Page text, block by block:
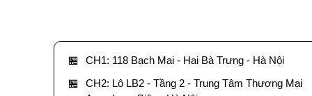
🏪
CH1: 118 Bạch Mai - Hai Bà Trưng - Hà Nội
🏪
CH2: Lô LB2 - Tầng 2 - Trung Tâm Thương Mại